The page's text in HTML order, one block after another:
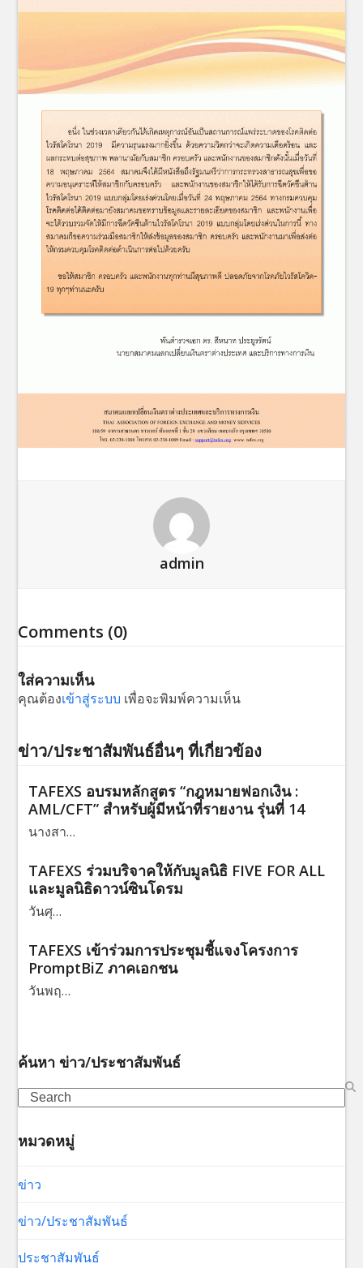
admin
Comments (0)
ใส่ความเห็น
คุณต้องเข้าสู่ระบบ เพื่อจะพิมพ์ความเห็น
ข่าว/ประชาสัมพันธ์อื่นๆ ที่เกี่ยวข้อง
TAFEXS อบรมหลักสูตร “กฎหมายฟอกเงิน :
AML/CFT” สำหรับผู้มีหน้าที่รายงาน รุ่นที่ 14
นางสา…
TAFEXS ร่วมบริจาคให้กับมูลนิธิ FIVE FOR ALL
และมูลนิธิดาวน์ซินโดรม
วันศุ…
TAFEXS เข้าร่วมการประชุมชี้แจงโครงการ
PromptBiZ ภาคเอกชน
วันพฤ…
ค้นหา ข่าว/ประชาสัมพันธ์
Search
หมวดหมู่
ข่าว
ข่าว/ประชาสัมพันธ์
ประชาสัมพันธ์